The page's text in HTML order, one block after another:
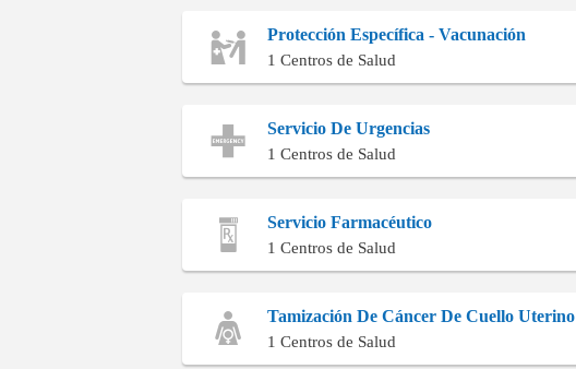
Protección Específica - Vacunación
1 Centros de Salud
Servicio De Urgencias
1 Centros de Salud
Servicio Farmacéutico
1 Centros de Salud
Tamización De Cáncer De Cuello Uterino
1 Centros de Salud